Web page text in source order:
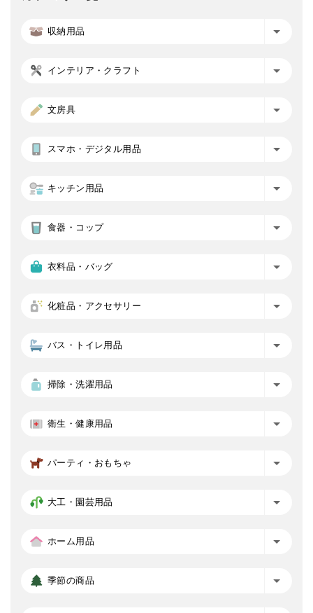
収納用品
インテリア・クラフト
文房具
スマホ・デジタル用品
キッチン用品
食器・コップ
衣料品・バッグ
化粧品・アクセサリー
バス・トイレ用品
掃除・洗濯用品
衛生・健康用品
パーティ・おもちゃ
大工・園芸用品
ホーム用品
季節の商品